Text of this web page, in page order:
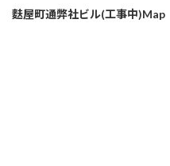
麩屋町通弊社ビル(工事中)Map